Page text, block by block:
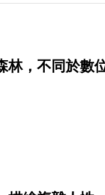
林，不同於數